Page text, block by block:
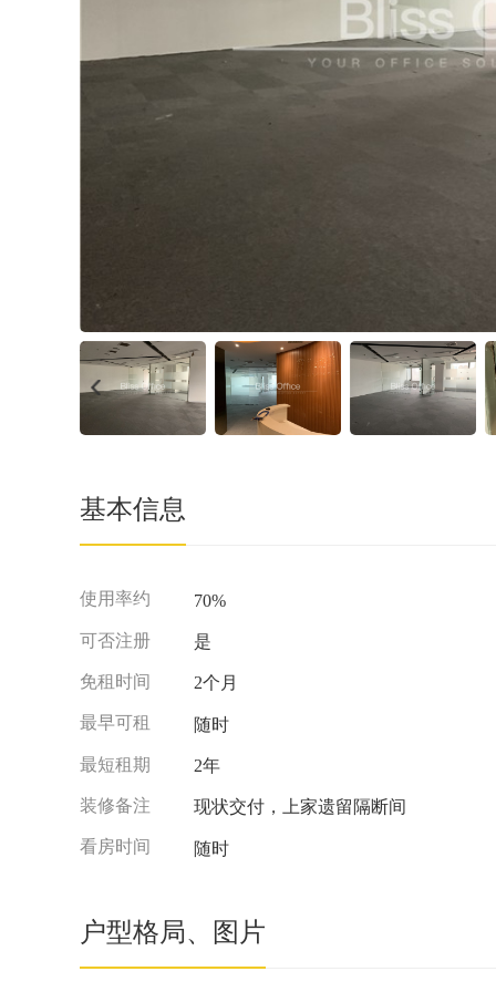
基本信息
使用率约 70%
可否注册 是
免租时间 2个月
最早可租 随时
最短租期 2年
装修备注 现状交付，上家遗留隔断间
看房时间 随时
户型格局、图片